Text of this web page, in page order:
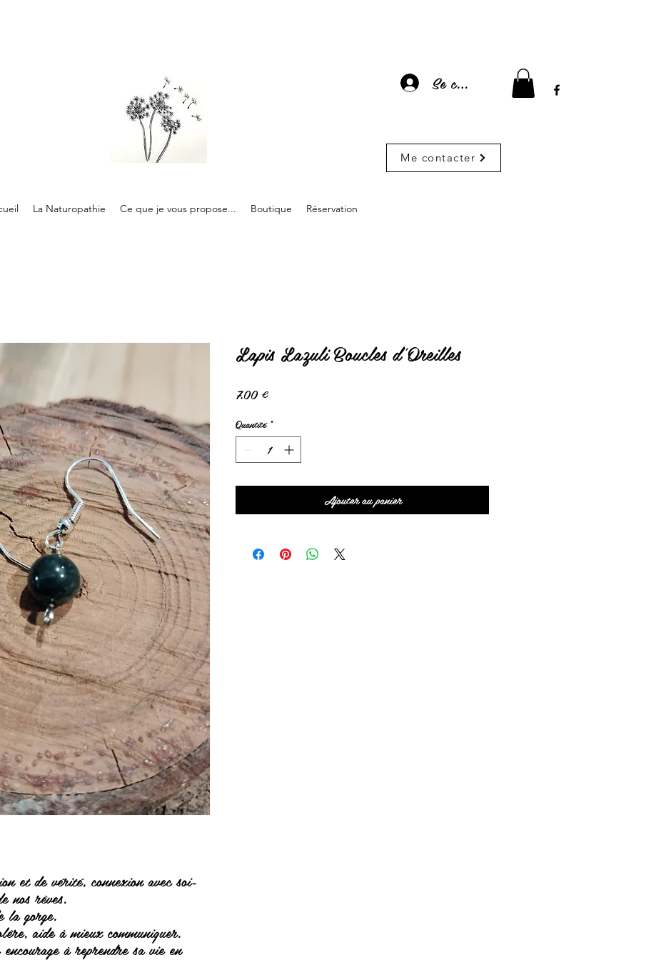
Se connecter
Me contacter
La Naturopathie Ce que je vous propose... Boutique Réservation
et de vérité, connexion avec soi-
nos rêves.
la gorge.
aide à mieux communiquer.
à reprendre sa vie en
Lapis Lazuli Boucles d'Oreilles
7,00 €Prix
Quantité *
Ajouter au panier